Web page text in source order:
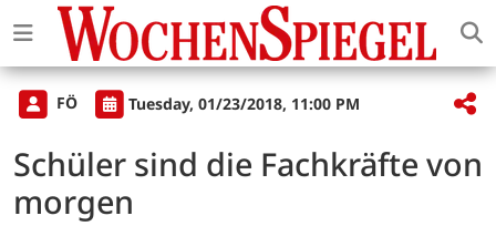
FÖ Tuesday, 01/23/2018, 11:00 PM
Schüler sind die Fachkräfte von
morgen